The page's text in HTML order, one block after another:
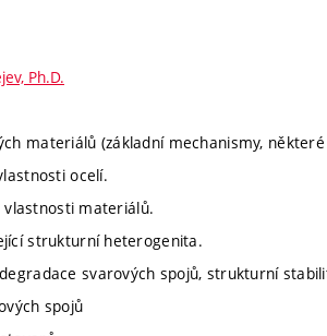
Ph.D.
materiálů (základní mechanismy,
ocelí.
materiálů.
strukturní heterogenita.
svarových spojů, strukturní
spojů